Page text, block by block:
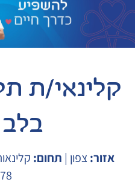
קלינאי/ת
אזור:צפון | תחום: